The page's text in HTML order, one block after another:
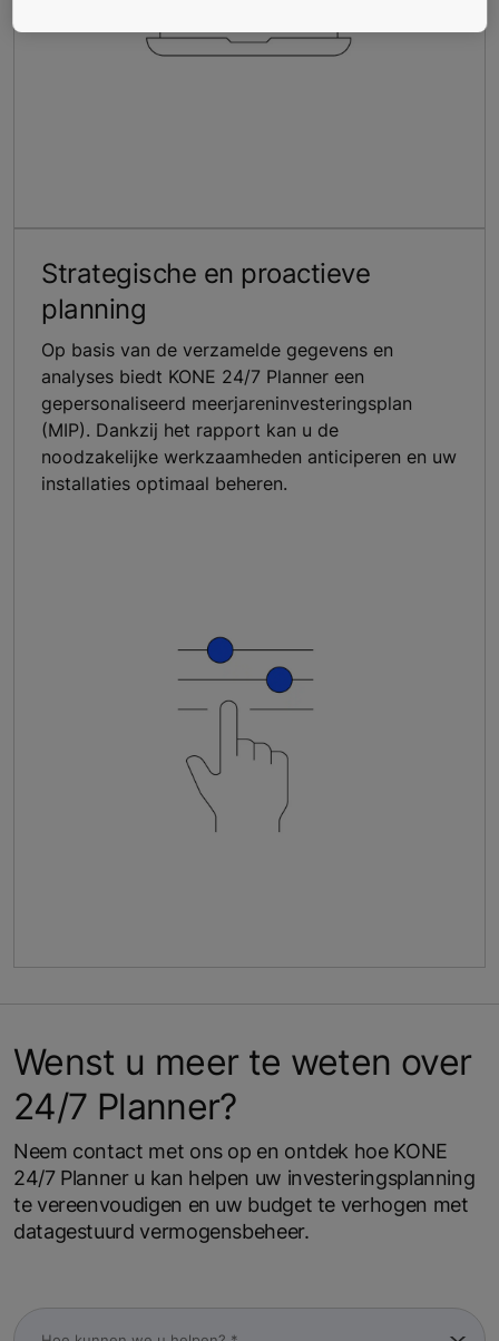
Strategische en proactieve
planning
Op basis van de verzamelde gegevens en
analyses biedt KONE 24/7 Planner een
gepersonaliseerd meerjareninvesteringsplan
(MIP). Dankzij het rapport kan u de
noodzakelijke werkzaamheden anticiperen en uw
installaties optimaal beheren.
Wenst u meer te weten over
24/7 Planner?
Neem contact met ons op en ontdek hoe KONE
24/7 Planner u kan helpen uw investeringsplanning
te vereenvoudigen en uw budget te verhogen met
datagestuurd vermogensbeheer.